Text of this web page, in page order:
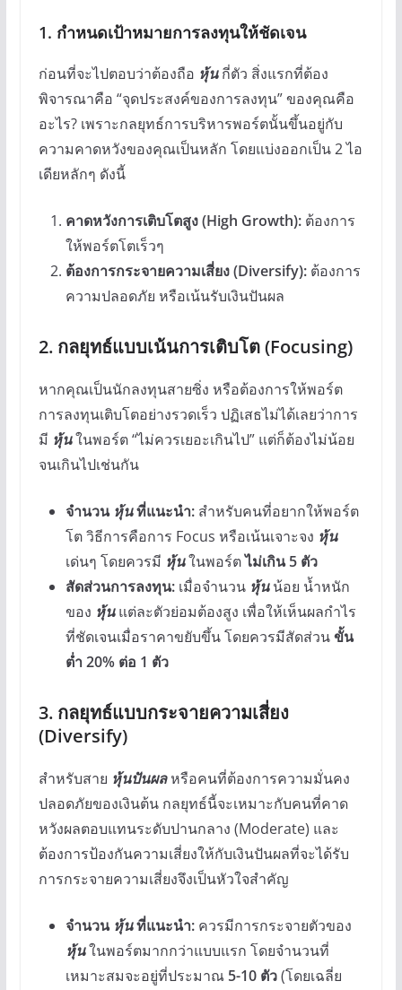
1. กำหนดเป้าหมายการลงทุนให้ชัดเจน
ก่อนที่จะไปตอบว่าต้องถือ หุ้นกี่ตัว สิ่งแรกที่ต้อง
พิจารณาคือ “จุดประสงค์ของการลงทุน” ของคุณคือ
อะไร? เพราะกลยุทธ์การบริหารพอร์ตนั้นขึ้นอยู่กับ
ความคาดหวังของคุณเป็นหลัก โดยแบ่งออกเป็น 2 ไอ
เดียหลักๆ ดังนี้
คาดหวังการเติบโตสูง (High Growth):ต้องการ
ให้พอร์ตโตเร็วๆ
ต้องการกระจายความเสี่ยง (Diversify):ต้องการ
ความปลอดภัย หรือเน้นรับเงินปันผล
2. กลยุทธ์แบบเน้นการเติบโต (Focusing)
หากคุณเป็นนักลงทุนสายซิ่ง หรือต้องการให้พอร์ต
การลงทุนเติบโตอย่างรวดเร็ว ปฏิเสธไม่ได้เลยว่าการ
มี หุ้นในพอร์ต “ไม่ควรเยอะเกินไป” แต่ก็ต้องไม่น้อย
จนเกินไปเช่นกัน
จำนวน หุ้นที่แนะนำ:สำหรับคนที่อยากให้พอร์ต
โต วิธีการคือการ Focus หรือเน้นเจาะจง หุ้น
เด่นๆ โดยควรมี หุ้นในพอร์ตไม่เกิน 5 ตัว
สัดส่วนการลงทุน:เมื่อจำนวน หุ้นน้อย น้ำหนัก
ของ หุ้นแต่ละตัวย่อมต้องสูง เพื่อให้เห็นผลกำไร
ที่ชัดเจนเมื่อราคาขยับขึ้น โดยควรมีสัดส่วนขั้น
ต่ำ 20% ต่อ 1 ตัว
3. กลยุทธ์แบบกระจายความเสี่ยง
(Diversify)
สำหรับสาย หุ้นปันผลหรือคนที่ต้องการความมั่นคง
ปลอดภัยของเงินต้น กลยุทธ์นี้จะเหมาะกับคนที่คาด
หวังผลตอบแทนระดับปานกลาง (Moderate) และ
ต้องการป้องกันความเสี่ยงให้กับเงินปันผลที่จะได้รับ
การกระจายความเสี่ยงจึงเป็นหัวใจสำคัญ
จำนวน หุ้นที่แนะนำ:ควรมีการกระจายตัวของ
หุ้นในพอร์ตมากกว่าแบบแรก โดยจำนวนที่
เหมาะสมจะอยู่ที่ประมาณ 5-10 ตัว(โดยเฉลี่ย